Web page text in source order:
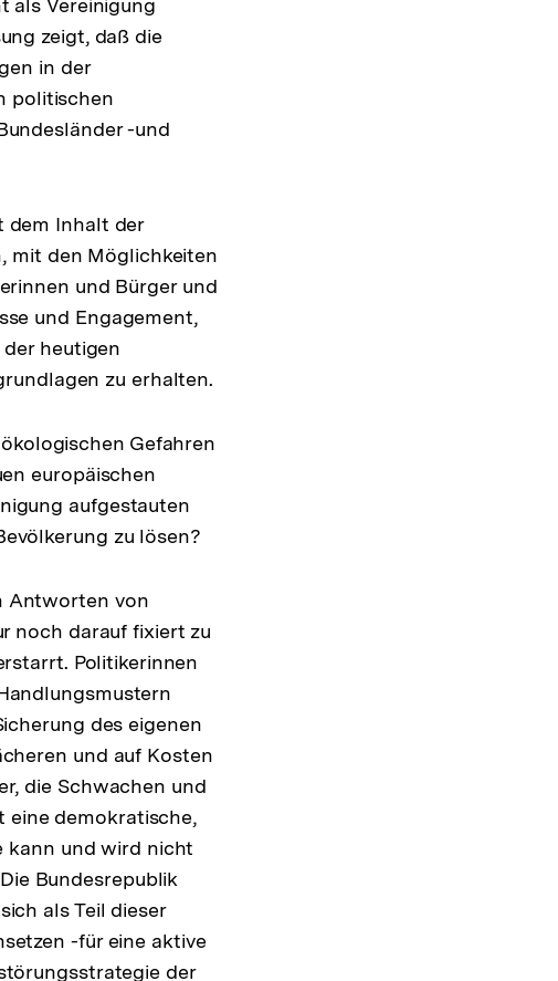
als Vereinigung
zeigt, daß die
in der
politischen
-und
dem Inhalt der
mit den Möglichkeiten
und Bürger und
und Engagement,
heutigen
zu erhalten.
Gefahren
europäischen
aufgestauten
zu lösen?
Antworten von
noch darauf fixiert zu
Politikerinnen
des eigenen
und auf Kosten
die Schwachen und
eine demokratische,
kann und wird nicht
Bundesrepublik
als Teil dieser
-für eine aktive
der